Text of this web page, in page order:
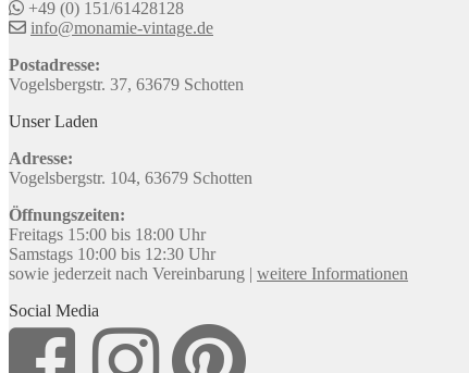
+49 (0) 151/61428128
info@monamie-vintage.de
Postadresse:
Vogelsbergstr. 37, 63679 Schotten
Unser Laden
Adresse:
Vogelsbergstr. 104, 63679 Schotten
Öffnungszeiten:
Freitags 15:00 bis 18:00 Uhr
Samstags 10:00 bis 12:30 Uhr
sowie jederzeit nach Vereinbarung | weitere Informationen
Social Media